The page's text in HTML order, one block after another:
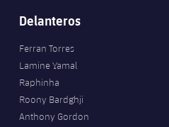
Delanteros
Ferran Torres
Lamine Yamal
Raphinha
Roony Bardghji
Anthony Gordon